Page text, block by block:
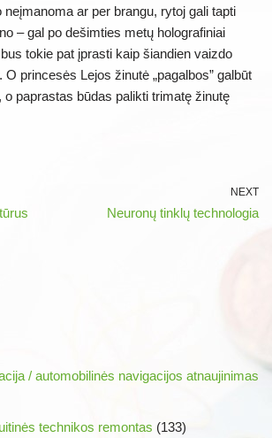
neįmanoma ar per brangu, rytoj gali tapti
– gal po dešimties metų holografiniai
tokie pat įprasti kaip šiandien vaizdo
princesės Lejos žinutė „pagalbos” galbūt
o paprastas būdas palikti trimatę žinutę
NEXT
Neuronų tinklų technologia
/ automobilinės navigacijos atnaujinimas
technikos remontas (133)